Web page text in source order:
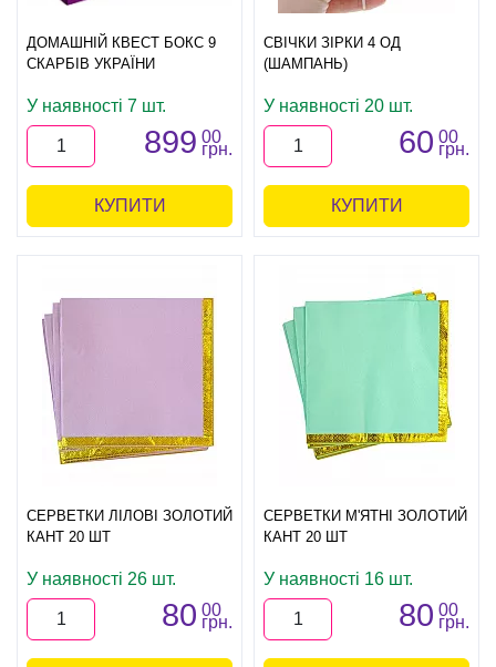
ДОМАШНІЙ КВЕСТ БОКС 9
СКАРБІВ УКРАЇНИ
У наявності 7 шт.
899 00
грн.
КУПИТИ
СВІЧКИ ЗІРКИ 4 ОД
(ШАМПАНЬ)
У наявності 20 шт.
60 00
грн.
КУПИТИ
СЕРВЕТКИ ЛІЛОВІ ЗОЛОТИЙ
КАНТ 20 ШТ
У наявності 26 шт.
80 00
грн.
СЕРВЕТКИ М'ЯТНІ ЗОЛОТИЙ
КАНТ 20 ШТ
У наявності 16 шт.
80 00
грн.